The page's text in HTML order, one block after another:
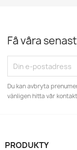
Få våra
Du kan avbryta
vänligen hitta vår
PRODUKTY